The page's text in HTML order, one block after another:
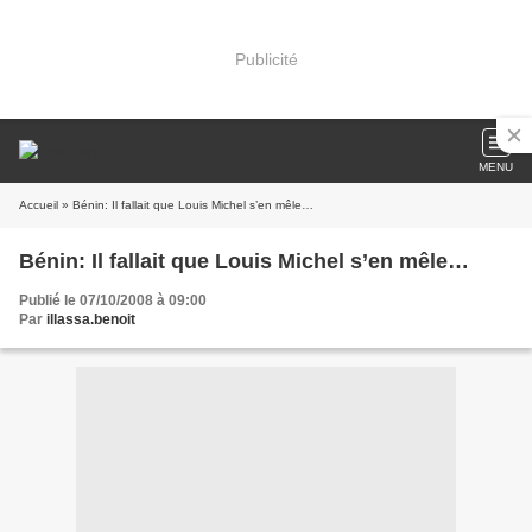
Publicité
MENU
Accueil » Bénin: Il fallait que Louis Michel s’en mêle…
Bénin: Il fallait que Louis Michel s’en mêle…
Publié le 07/10/2008 à 09:00
Par illassa.benoit